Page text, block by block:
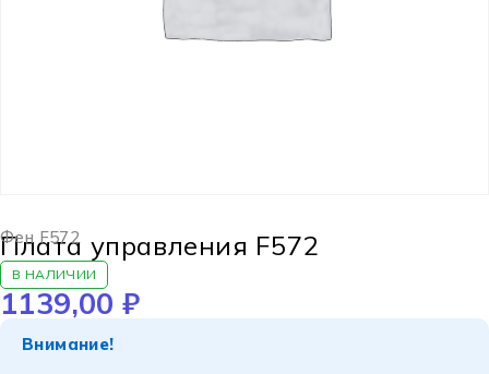
Фен F572
Плата управления F572
В НАЛИЧИИ
1139,00 ₽
Внимание!